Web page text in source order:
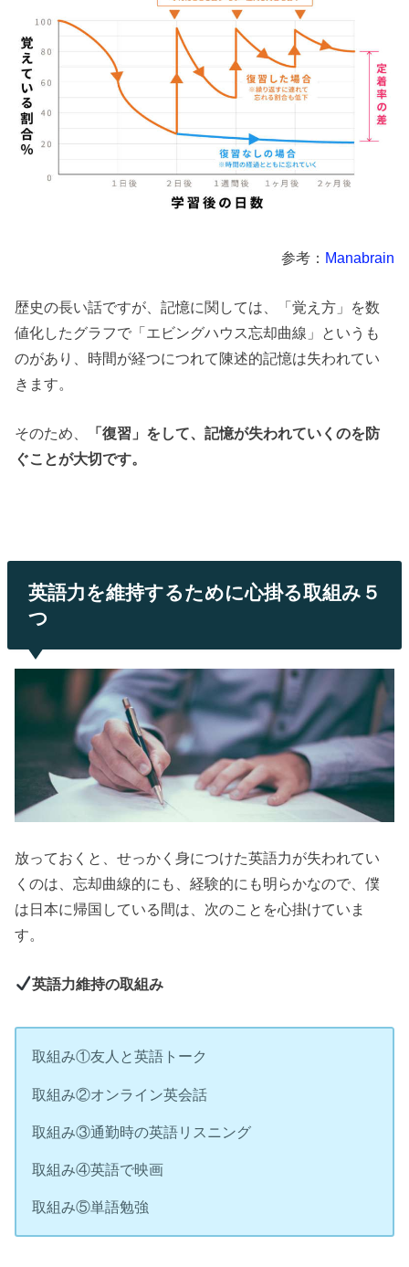
参考： Manabrain
歴史の長い話ですが、記憶に関しては、「覚え方」を数
値化したグラフで「エビングハウス忘却曲線」というも
のがあり、時間が経つにつれて陳述的記憶は失われてい
きます。
そのため、
「復習」をして、記憶が失われていくのを防
ぐことが大切です。
英語力を維持するために心掛る取組み５
つ
放っておくと、せっかく身につけた英語力が失われてい
くのは、忘却曲線的にも、経験的にも明らかなので、僕
は日本に帰国している間は、次のことを心掛けていま
す。
英語力維持の取組み
取組み①友人と英語トーク
取組み②オンライン英会話
取組み③通勤時の英語リスニング
取組み④英語で映画
取組み⑤単語勉強